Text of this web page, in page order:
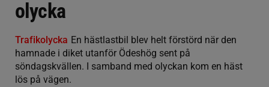
olycka
Trafikolycka En hästlastbil blev helt förstörd när den
hamnade i diket utanför Ödeshög sent på
söndagskvällen. I samband med olyckan kom en häst
lös på vägen.